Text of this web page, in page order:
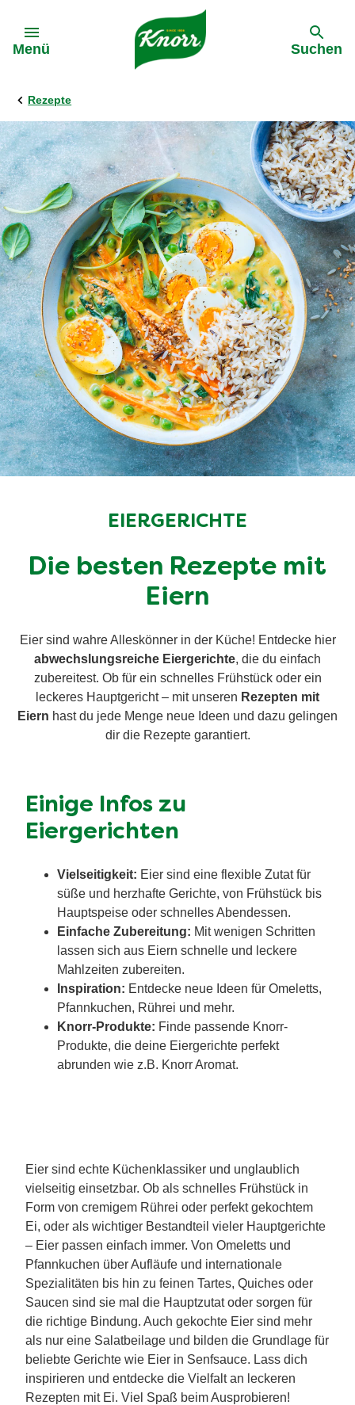
Menü Suchen
Rezepte
EIERGERICHTE
Die besten Rezepte mit
Eiern
Eier sind wahre Alleskönner in der Küche! Entdecke hier
abwechslungsreiche Eiergerichte, die du einfach
zubereitest. Ob für ein schnelles Frühstück oder ein
leckeres Hauptgericht – mit unseren Rezepten mit
Eiern hast du jede Menge neue Ideen und dazu gelingen
dir die Rezepte garantiert.
Einige Infos zu
Eiergerichten
Vielseitigkeit: Eier sind eine flexible Zutat für
süße und herzhafte Gerichte, von Frühstück bis
Hauptspeise oder schnelles Abendessen.
Einfache Zubereitung: Mit wenigen Schritten
lassen sich aus Eiern schnelle und leckere
Mahlzeiten zubereiten.
Inspiration: Entdecke neue Ideen für Omeletts,
Pfannkuchen, Rührei und mehr.
Knorr-Produkte: Finde passende Knorr-
Produkte, die deine Eiergerichte perfekt
abrunden wie z.B. Knorr Aromat.
Eier sind echte Küchenklassiker und unglaublich
vielseitig einsetzbar. Ob als schnelles Frühstück in
Form von cremigem Rührei oder perfekt gekochtem
Ei, oder als wichtiger Bestandteil vieler Hauptgerichte
– Eier passen einfach immer. Von Omeletts und
Pfannkuchen über Aufläufe und internationale
Spezialitäten bis hin zu feinen Tartes, Quiches oder
Saucen sind sie mal die Hauptzutat oder sorgen für
die richtige Bindung. Auch gekochte Eier sind mehr
als nur eine Salatbeilage und bilden die Grundlage für
beliebte Gerichte wie Eier in Senfsauce. Lass dich
inspirieren und entdecke die Vielfalt an leckeren
Rezepten mit Ei. Viel Spaß beim Ausprobieren!